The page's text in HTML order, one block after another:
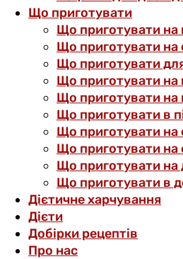
Що приготувати
Що приготувати на
Що приготувати на
Що приготувати
Що приготувати на
Що приготувати на
Що приготувати в
Що приготувати на
Що приготувати на
Що приготувати
Що приготувати в
Дієтичне харчування
Дієти
Добірки рецептів
Про нас